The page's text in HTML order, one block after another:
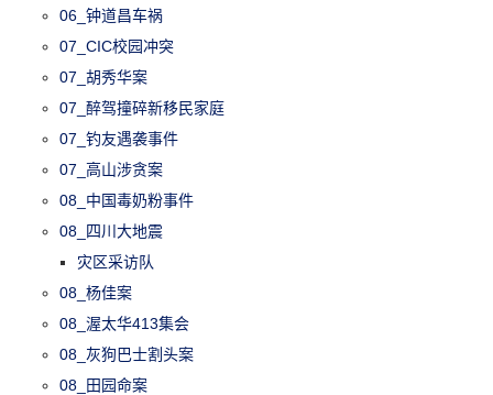
06_钟道昌车祸
07_CIC校园冲突
07_胡秀华案
07_醉驾撞碎新移民家庭
07_钓友遇袭事件
07_高山涉贪案
08_中国毒奶粉事件
08_四川大地震
灾区采访队
08_杨佳案
08_渥太华413集会
08_灰狗巴士割头案
08_田园命案